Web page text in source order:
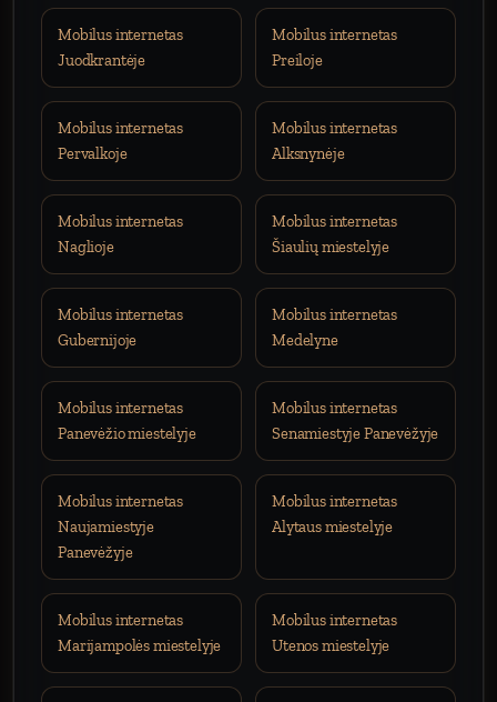
Mobilus internetas
Juodkrantėje
Mobilus internetas
Preiloje
Mobilus internetas
Pervalkoje
Mobilus internetas
Alksnynėje
Mobilus internetas
Naglioje
Mobilus internetas
Šiaulių miestelyje
Mobilus internetas
Gubernijoje
Mobilus internetas
Medelyne
Mobilus internetas
Panevėžio miestelyje
Mobilus internetas
Senamiestyje Panevėžyje
Mobilus internetas
Naujamiestyje
Panevėžyje
Mobilus internetas
Alytaus miestelyje
Mobilus internetas
Marijampolės miestelyje
Mobilus internetas
Utenos miestelyje